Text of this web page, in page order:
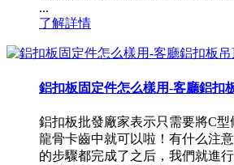
...
了解詳情
鋁扣板固定件怎么樣用-客廳鋁扣
鋁扣板批發廠家表示只需要將C型
龍骨卡齒中就可以啦！有什么注
的步驟都完成了之后，我們就進